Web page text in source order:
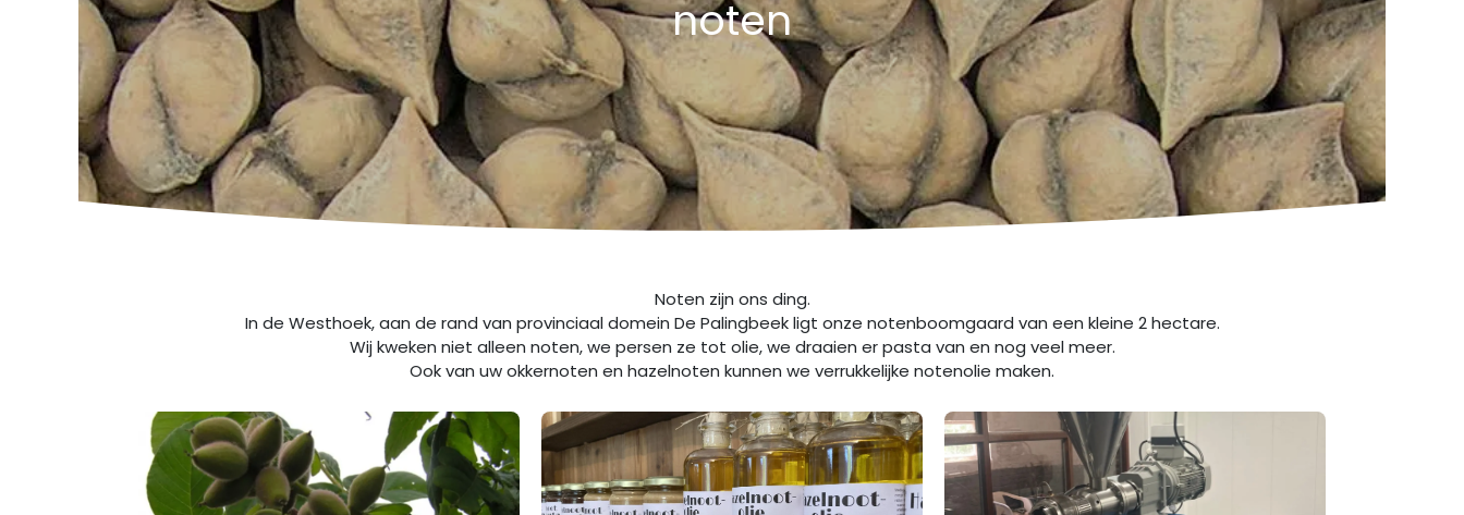
noten
Noten zijn ons ding.
In de Westhoek, aan de rand van provinciaal domein De Palingbeek ligt onze notenboomgaard van een kleine 2 hectare.
Wij kweken niet alleen noten, we persen ze tot olie, we draaien er pasta van en nog veel meer.
Ook van uw okkernoten en hazelnoten kunnen we verrukkelijke notenolie maken.